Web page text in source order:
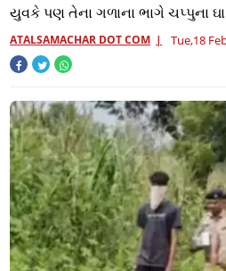
યુવકે પણ તેના ગળાના ભાગે ચપ્પુના ઘા
ATALSAMACHAR DOT COM Tue,18